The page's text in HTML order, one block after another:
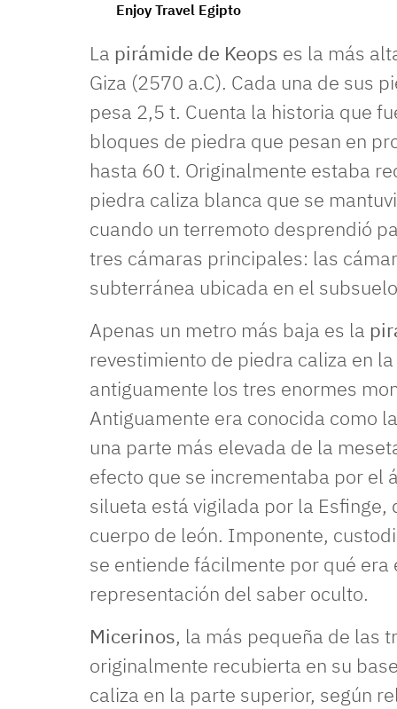
Enjoy Travel Egipto
La pirámide de Keops es la más
Giza (2570 a.C). Cada una de sus
pesa 2,5 t. Cuenta la historia que
bloques de piedra que pesan en
hasta 60 t. Originalmente estaba
piedra caliza blanca que se
cuando un terremoto desprendió
tres cámaras principales: las
subterránea ubicada en el
Apenas un metro más baja es la
revestimiento de piedra caliza en
antiguamente los tres enormes
Antiguamente era conocida como
una parte más elevada de la
efecto que se incrementaba por el
silueta está vigilada por la
cuerpo de león. Imponente,
se entiende fácilmente por qué
representación del saber oculto.
Micerinos, la más pequeña de las
originalmente recubierta en su
caliza en la parte superior, según